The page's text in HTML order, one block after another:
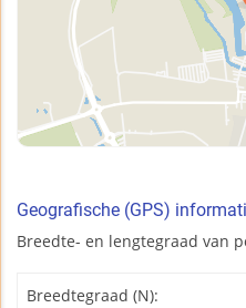
Geografische (GPS)
Breedte- en lengtegraad van
Breedtegraad (N):